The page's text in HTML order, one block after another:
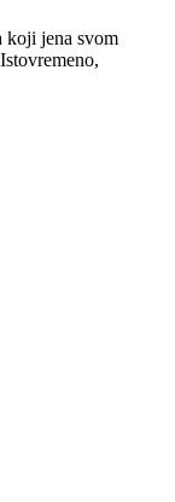
koji jena svom